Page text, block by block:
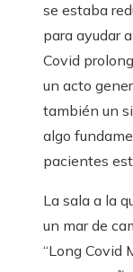
se estaba
para ayudar
Covid
un acto
también un
algo
pacientes
La sala a la
un mar de
“Long Covid